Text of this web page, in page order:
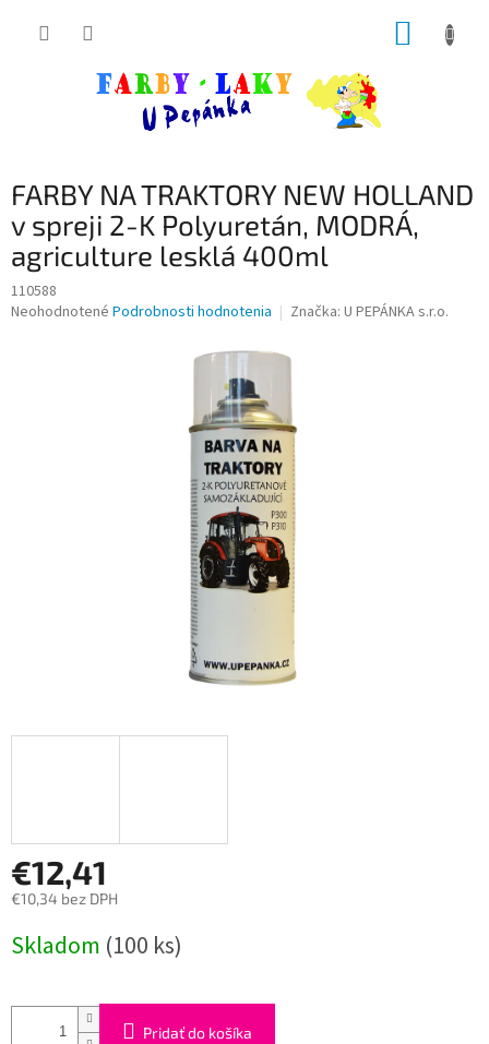
FARBY NA TRAKTORY NEW HOLLAND
v spreji 2-K Polyuretán, MODRÁ,
agriculture lesklá 400ml
110588
Priemerné
Neohodnotené Podrobnosti hodnotenia Značka: U PEPÁNKA s.r.o.
€12,41
€10,34 bez DPH
cena:
Skladom (100 ks)
Pridať do košíka